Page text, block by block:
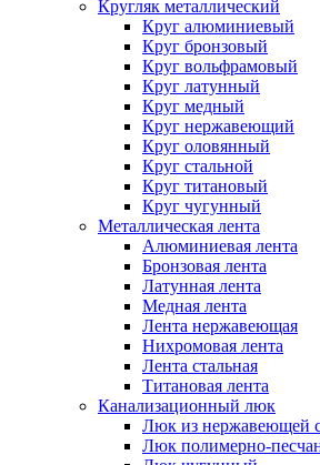
Кругляк металлический
Круг алюминиевый
Круг бронзовый
Круг вольфрамовый
Круг латунный
Круг медный
Круг нержавеющий
Круг оловянный
Круг стальной
Круг титановый
Круг чугунный
Металлическая лента
Алюминиевая лента
Бронзовая лента
Латунная лента
Медная лента
Лента нержавеющая
Нихромовая лента
Лента стальная
Титановая лента
Канализационный люк
Люк из нержавеющей
Люк полимерно-